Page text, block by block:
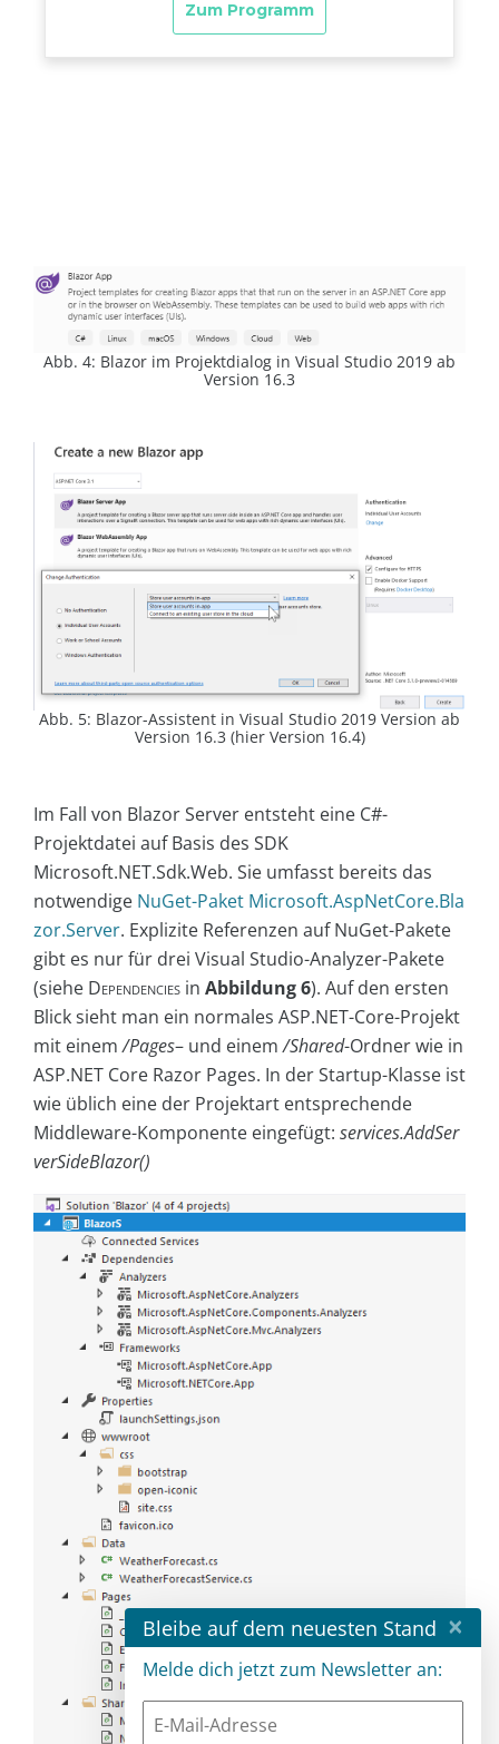
Abb. 4: Blazor im Projektdialog in Visual Studio 2019 ab
Version 16.3
Abb. 5: Blazor-Assistent in Visual Studio 2019 Version ab
Version 16.3 (hier Version 16.4)
Im Fall von Blazor Server entsteht eine C#-
Projektdatei auf Basis des SDK
Microsoft.NET.Sdk.Web. Sie umfasst bereits das
notwendige NuGet-Paket Microsoft.AspNetCore.Bla
zor.Server. Explizite Referenzen auf NuGet-Pakete
gibt es nur für drei Visual Studio-Analyzer-Pakete
(siehe Dependencies in Abbildung 6). Auf den ersten
Blick sieht man ein normales ASP.NET-Core-Projekt
mit einem/Pages– und einem/Shared-Ordner wie in
ASP.NET Core Razor Pages. In der Startup-Klasse ist
wie üblich eine der Projektart entsprechende
Middleware-Komponente eingefügt: services.AddSer
verSideBlazor()
Bleibe auf dem neuesten Stand ×
Melde dich jetzt zum Newsletter an: